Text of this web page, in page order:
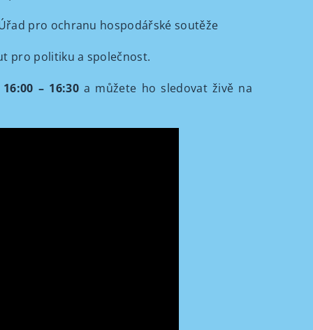
pro ochranu hospodářské soutěže
pro politiku a společnost.
– 16:30a můžete ho sledovat živě na